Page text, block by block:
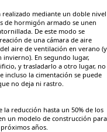
mediante un doble nivel
de hormigón armado se unen
De este modo se
de una cámara de aire
aire de ventilación en verano (y
En segundo lugar,
y trasladarlo a otro lugar, no
incluso la cimentación se puede
no deja ni rastro.
reducción hasta un 50% de los
un modelo de construcción para
años.